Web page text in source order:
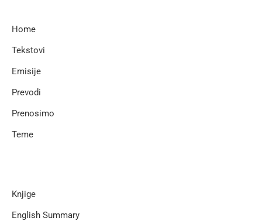
Home
Tekstovi
Emisije
Prevodi
Prenosimo
Teme
Knjige
English Summary